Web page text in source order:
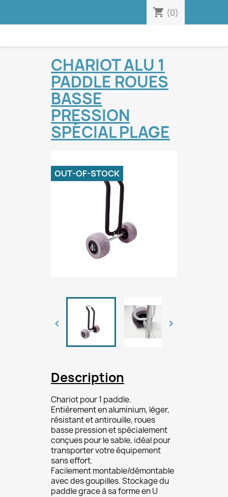
shopping_cart (0)
CHARIOT ALU 1
PADDLE ROUES
BASSE
PRESSION
SPÉCIAL PLAGE
OUT-OF-STOCK
 
Description
Chariot pour 1 paddle.
Entièrement en aluminium, léger,
résistant et antirouille, roues
basse pression et spécialement
conçues pour le sable, idéal pour
transporter votre équipement
sans effort.
Facilement montable/démontable
avec des goupilles. Stockage du
paddle grace à sa forme en U